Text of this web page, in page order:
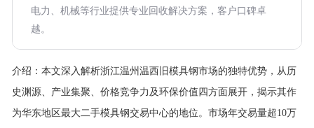
电力、机械等行业提供专业回收解决方案，客户口碑卓
越。
介绍： 本文深入解析浙江温州温西旧模具钢市场的独特优势，从历
史渊源、产业集聚、价格竞争力及环保价值四方面展开，揭示其作
为华东地区最大二手模具钢交易中心的地位。市场年交易量超10万